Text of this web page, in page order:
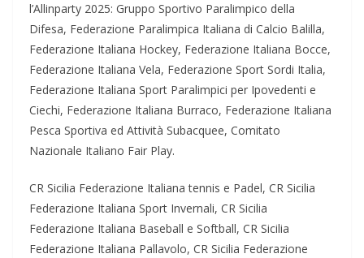
l’Allinparty 2025: Gruppo Sportivo Paralimpico della
Difesa, Federazione Paralimpica Italiana di Calcio Balilla,
Federazione Italiana Hockey, Federazione Italiana Bocce,
Federazione Italiana Vela, Federazione Sport Sordi Italia,
Federazione Italiana Sport Paralimpici per Ipovedenti e
Ciechi, Federazione Italiana Burraco, Federazione Italiana
Pesca Sportiva ed Attività Subacquee, Comitato
Nazionale Italiano Fair Play.
CR Sicilia Federazione Italiana tennis e Padel, CR Sicilia
Federazione Italiana Sport Invernali, CR Sicilia
Federazione Italiana Baseball e Softball, CR Sicilia
Federazione Italiana Pallavolo, CR Sicilia Federazione